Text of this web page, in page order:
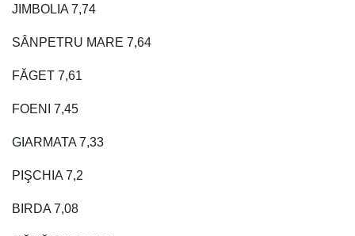
JIMBOLIA 7,74
SÂNPETRU MARE 7,64
FĂGET 7,61
FOENI 7,45
GIARMATA 7,33
PIŞCHIA 7,2
BIRDA 7,08